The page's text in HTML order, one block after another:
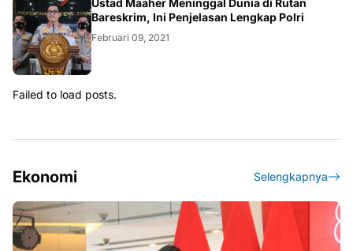
Bareskrim, Ini Penjelasan Lengkap Polri
Februari 09, 2021
Failed to load posts.
Ekonomi Selengkapnya